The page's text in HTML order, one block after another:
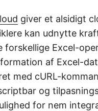
giver et alsidigt
kan udnytte
forskellige Excel-
af Excel-
med cURL-
og
for nem